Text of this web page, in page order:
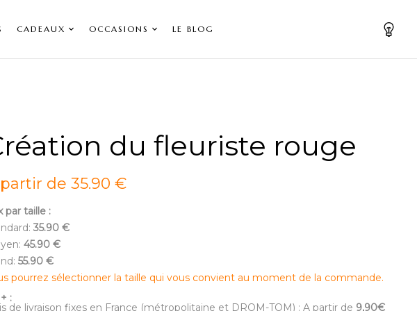
CADEAUX OCCASIONS LE BLOG
du fleuriste rouge
de 35.90 €
par taille :
35.90 €
45.90 €
55.90 €
pourrez sélectionner la taille qui vous convient au moment de la commande.
:
de livraison fixes en France (métropolitaine et DROM-TOM) : A partir de 9,90€